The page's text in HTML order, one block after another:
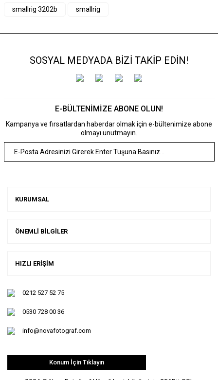
smallrig 3202b
smallrig
SOSYAL MEDYADA BİZİ TAKİP EDİN!
E-BÜLTENİMİZE ABONE OLUN!
Kampanya ve fırsatlardan haberdar olmak için e-bültenimize abone
olmayı unutmayın.
KURUMSAL
ÖNEMLİ BİLGİLER
HIZLI ERİŞİM
0212 527 52 75
0530 728 00 36
info@novafotograf.com
Konum İçin Tıklayın